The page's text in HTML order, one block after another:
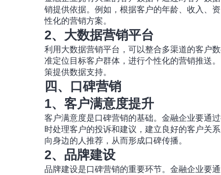
销提供依据。例如，根据客户的年龄、收入、
性化的营销方案。
2、大数据营销平台
利用大数据营销平台，可以整合多渠道的客户
准定位目标客户群体，进行个性化的营销推送
策提供数据支持。
四、口碑营销
1、客户满意度提升
客户满意度是口碑营销的基础。金融企业要通
时处理客户的投诉和建议，建立良好的客户关
向身边的人推荐，从而形成口碑传播。
2、品牌建设
品牌建设是口碑营销的重要环节。金融企业要